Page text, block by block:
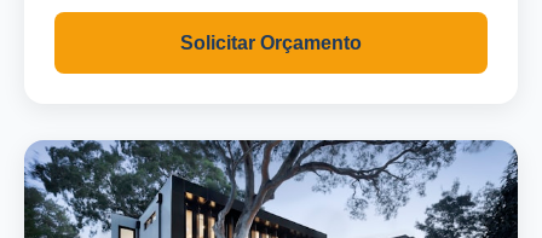
Solicitar Orçamento